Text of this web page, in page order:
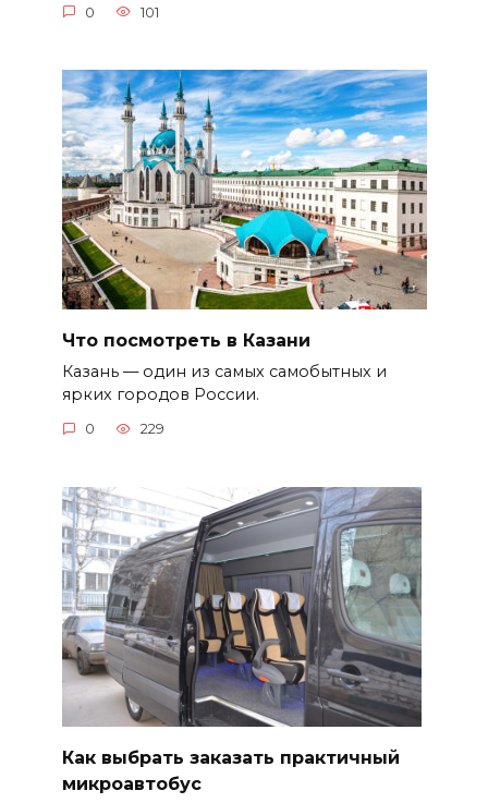
0 101
Что посмотреть в Казани
Казань — один из самых самобытных и
ярких городов России.
0 229
Как выбрать заказать практичный
микроавтобус